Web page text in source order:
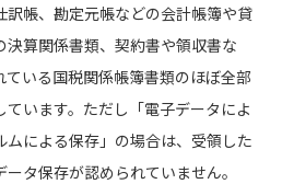
訳帳、勘定元帳などの会計帳簿や貸
算関係書類、契約書や領収書な
いる国税関係帳簿書類のほぼ全部
います。ただし「電子データによ
による保存」の場合は、受領した
タ保存が認められていません。